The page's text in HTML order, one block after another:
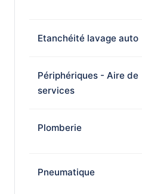
Etanchéité lavage auto
Périphériques - Aire de
services
Plomberie
Pneumatique